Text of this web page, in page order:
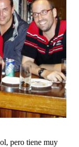
pero tiene muy